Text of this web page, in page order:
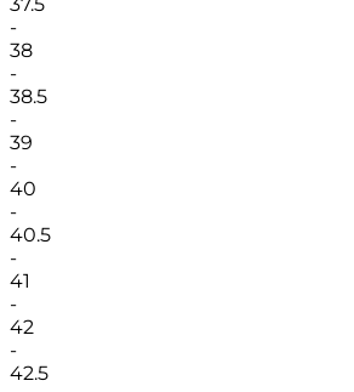
-
38
-
38.5
-
39
-
40
-
40.5
-
41
-
42
-
42.5